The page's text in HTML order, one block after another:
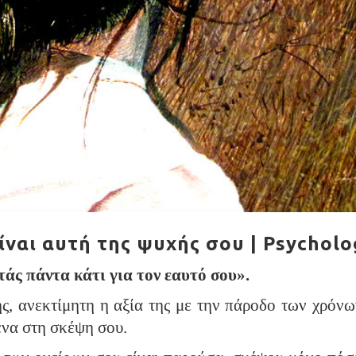
αυτή της ψυχής σου |
πάντα κάτι για τον εαυτό σου».
ανεκτίμητη η αξία της με την πάροδο των
στη σκέψη σου.